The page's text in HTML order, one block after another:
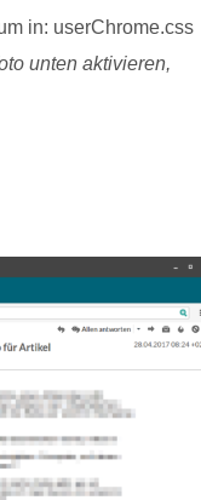
in: userChrome.css
unten aktivieren,